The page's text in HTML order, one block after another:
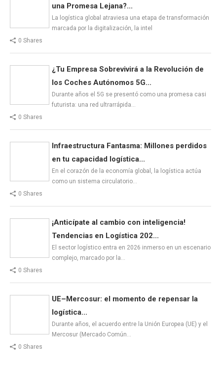
una Promesa Lejana?...
La logística global atraviesa una etapa de transformación
marcada por la digitalización, la intel
0 Shares
¿Tu Empresa Sobrevivirá a la Revolución de
los Coches Autónomos 5G...
Durante años el 5G se presentó como una promesa casi
futurista: una red ultrarrápida…
0 Shares
Infraestructura Fantasma: Millones perdidos
en tu capacidad logística...
En el corazón de la economía global, la logística actúa
como un sistema circulatorio…
0 Shares
¡Anticípate al cambio con inteligencia!
Tendencias en Logística 202...
El sector logístico entra en 2026 inmerso en un escenario
complejo, marcado por la…
0 Shares
UE–Mercosur: el momento de repensar la
logística...
Durante años, el acuerdo entre la Unión Europea (UE) y el
Mercosur (Mercado Común…
0 Shares